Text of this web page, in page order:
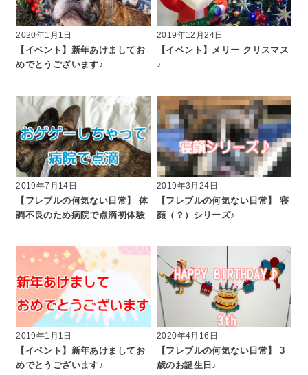
2020年1月1日
【イベント】新年あけましてお
めでとうございます♪
2019年12月24日
【イベント】メリー クリスマス
♪
2019年7月14日
【フレブルの何気ない日常】 体
調不良のため病院で点滴初体験
2019年3月24日
【フレブルの何気ない日常】 寝
顔（？）シリーズ♪
2019年1月1日
【イベント】新年あけましてお
めでとうございます♪
2020年4月16日
【フレブルの何気ない日常】 3
歳のお誕生日♪